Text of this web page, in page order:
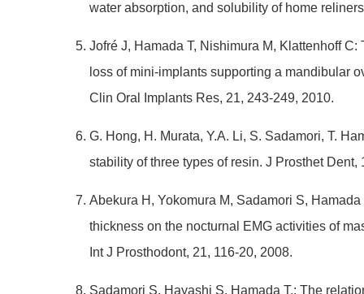
water absorption, and solubility of home
Jofré J, Hamada T, Nishimura M, Klattenhoff
loss of mini-implants supporting a mandibular
Clin Oral Implants Res, 21, 243-249, 2010.
G. Hong, H. Murata, Y.A. Li, S. Sadamori, T.
stability of three types of resin. J Prosthet Dent,
Abekura H, Yokomura M, Sadamori S,
thickness on the nocturnal EMG activities of
Int J Prosthodont, 21, 116-20, 2008.
Sadamori S, Hayashi S, Hamada T.: The